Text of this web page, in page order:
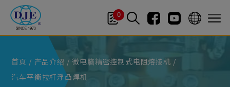
0
首頁 产品介绍
微电脑精密控制式电阻熔接机
汽车平衡拉杆浮凸焊机
Cookie管理面板